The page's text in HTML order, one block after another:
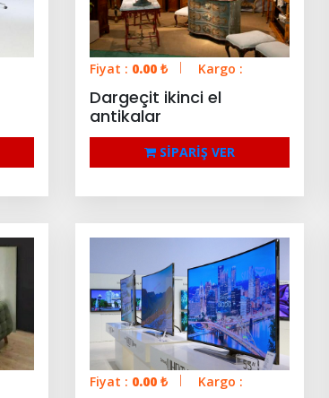
Fiyat : 0.00 ₺ Kargo :
Dargeçit ikinci el
antikalar
SİPARİŞ VER
Fiyat : 0.00 ₺ Kargo :